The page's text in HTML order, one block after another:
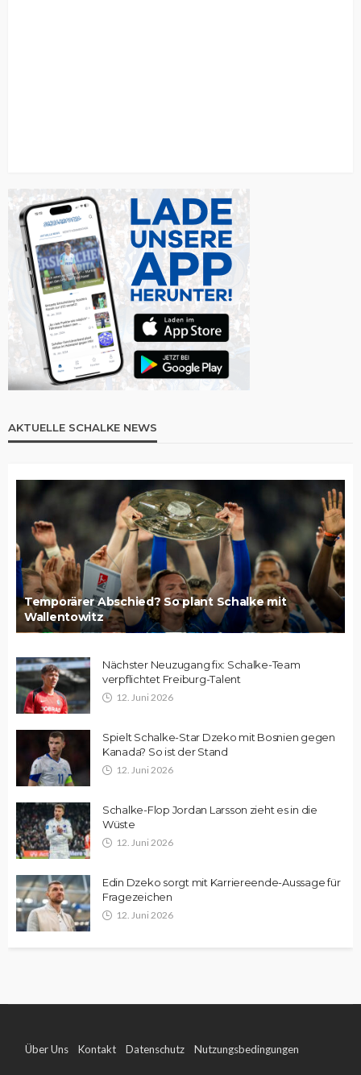
AKTUELLE SCHALKE NEWS
Temporärer Abschied? So plant Schalke mit
Wallentowitz
Nächster Neuzugang fix: Schalke-Team
verpflichtet Freiburg-Talent
12. Juni 2026
Spielt Schalke-Star Dzeko mit Bosnien gegen
Kanada? So ist der Stand
12. Juni 2026
Schalke-Flop Jordan Larsson zieht es in die
Wüste
12. Juni 2026
Edin Dzeko sorgt mit Karriereende-Aussage für
Fragezeichen
12. Juni 2026
Über Uns Kontakt Datenschutz Nutzungsbedingungen